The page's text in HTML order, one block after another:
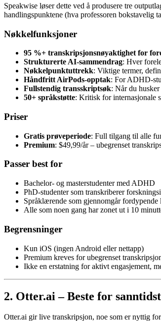
Speakwise løser dette ved å produsere tre
handlingspunktene (hva professoren bokstavelig
Nøkkelfunksjoner
95 %+ transkripsjonsnøyaktighet for
Strukturerte AI-sammendrag: Hver
Nøkkelpunktuttrekk: Viktige termer,
Håndfritt AirPods-opptak: For ADHD-
Fullstendig transskriptsøk: Når du
50+ språkstøtte: Kritisk for internasjonale
Priser
Gratis prøveperiode: Full tilgang til alle
Premium: $49,99/år – ubegrenset
Passer best for
Bachelor- og masterstudenter med ADHD
PhD-studenter som transkriberer
Språklærende som gjennomgår fordypende
Alle som noen gang har zonet ut i 10
Begrensninger
Kun iOS (ingen Android eller nettapp)
Premium kreves for ubegrenset
Ikke en erstatning for aktivt engasjement,
2. Otter.ai – Beste for
Otter.ai gir live transkripsjon, noe som er nyttig